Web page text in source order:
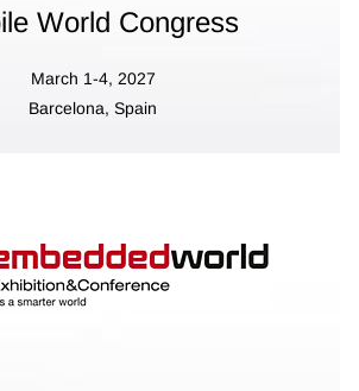
World Congress
March 1-4, 2027
Barcelona, Spain